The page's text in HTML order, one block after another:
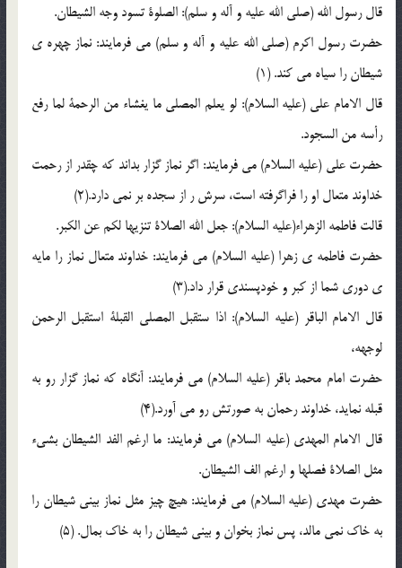
قال رسول الله (صلی الله علیه و آله و سلم): الصلوة تسود وجه الشیطان.
حضرت رسول اکرم (صلی الله علیه و آله و سلم) می فرمایند: نماز چهره ی
شیطان را سیاه می کند. (1)
قال الامام علی (علیه السلام): لو یعلم المصلی ما یغشاء من الرحمة لما رفع
رأسه من السجود.
حضرت علی (علیه السلام) می فرمایند: اگر نماز گزار بداند که چقدر از رحمت
خداوند متعال او را فراگرفته است، سرش ر از سجده بر نمی دارد.(2)
قالت فاطمه الزهراء(علیه السلام): جعل الله الصلاة تنزیها لکم عن الکبر.
حضرت فاطمه ی زهرا (علیه السلام) می فرمایند: خداوند متعال نماز را مایه
ی دوری شما از کبر و خودپسندی قرار داد.(3)
قال الامام الباقر (علیه السلام): اذا ستقبل المصلی القبلة استقبل الرحمن
لوجهه،
حضرت امام محمد باقر (علیه السلام) می فرمایند: آنگاه که نماز گزار رو به
قبله نماید، خداوند رحمان به صورتش رو می آورد.(4)
قال الامام المهدی (علیه السلام) می فرمایند: ما ارغم الفد الشیطان بشیء
مثل الصلاة فصلها و ارغم الف الشیطان.
حضرت مهدی (علیه السلام) می فرمایند: هیچ چیز مثل نماز بینی شیطان را
به خاک نمی مالد، پس نماز بخوان و بینی شیطان را به خاک بمال. (5)